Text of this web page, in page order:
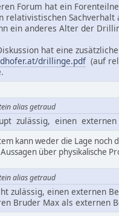
Forum hat ein
relativistischen
ein anderes Alter der
hat eine
drillinge.pdf (auf
alias getraud
zulässig, einen
kann weder die Lage
über physikalische
alias getraud
zulässig, einen externen
Bruder Max als externen